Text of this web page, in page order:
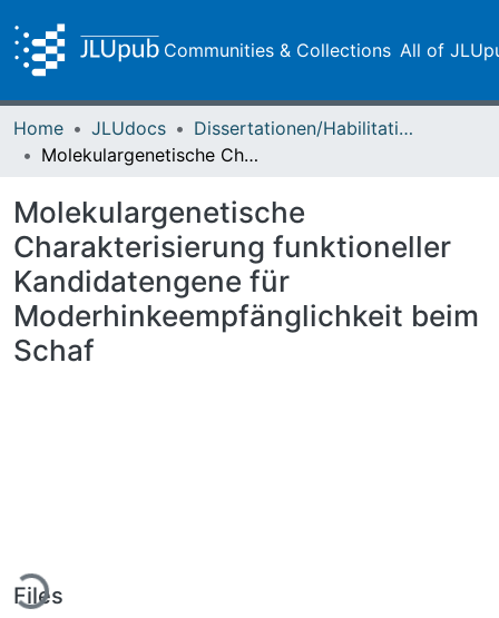
Communities & Collections All of
Home JLUdocs
Dissertationen/Habilitationen
Molekulargenetische Charakterisierung funktioneller Kandidatengene für Moderhinkeempfänglichkeit beim Schaf
Molekulargenetische
Charakterisierung funktioneller
Kandidatengene für
Moderhinkeempfänglichkeit beim
Schaf
Files